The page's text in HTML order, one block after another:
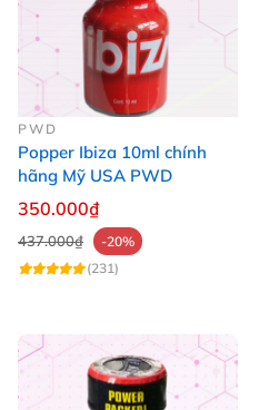
PWD
Popper Ibiza 10ml chính
hãng Mỹ USA PWD
350.000₫
437.000₫
-20%
(231)